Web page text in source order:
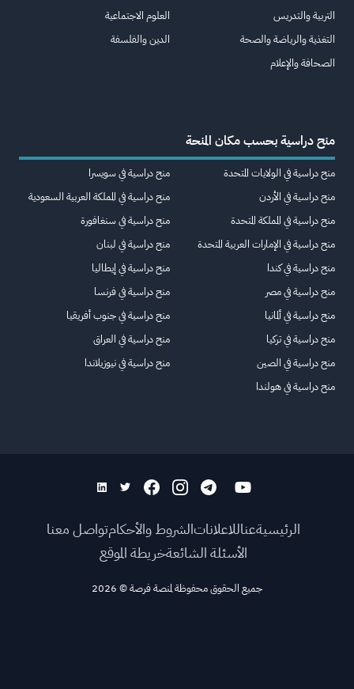
التربية والتدريس
التغذية والرياضة والصحة
الصحافة والإعلام
العلوم الاجتماعية
الدين والفلسفة
منح دراسية بحسب مكان المنحة
منح دراسية في الولايات المتحدة
منح دراسية في الأردن
منح دراسية في المملكة المتحدة
منح دراسية في الإمارات العربية المتحدة
منح دراسية في كندا
منح دراسية في مصر
منح دراسية في ألمانيا
منح دراسية في تركيا
منح دراسية في الصين
منح دراسية في هولندا
منح دراسية في سويسرا
منح دراسية في المملكة العربية السعودية
منح دراسية في سنغافورة
منح دراسية في لبنان
منح دراسية في إيطاليا
منح دراسية في فرنسا
منح دراسية في جنوب أفريقيا
منح دراسية في العراق
منح دراسية في نيوزيلاندا
الرئيسيةعناللاعلاناتالشروط والأحكامتواصل معنا
الأسئلة الشائعةخريطة الموقع
جميع الحقوق محفوظة لمنصة فرصة©
2026